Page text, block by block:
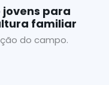
jovens para
familiar
do campo.